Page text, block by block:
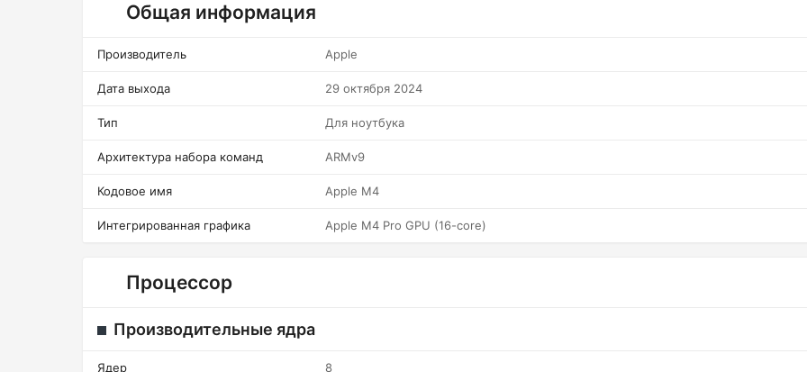
Общая информация
Производитель Apple
Дата выхода 29 октября 2024
Тип Для ноутбука
Архитектура набора команд ARMv9
Кодовое имя Apple M4
Интегрированная графика Apple M4 Pro GPU (16-core)
Процессор
Производительные ядра
Ядер 8